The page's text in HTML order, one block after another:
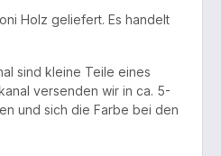
Holz geliefert. Es handelt
sind kleine Teile eines
versenden wir in ca. 5-
und sich die Farbe bei den